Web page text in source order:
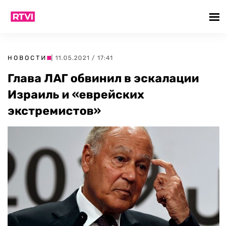
НОВОСТИ | 11.05.2021 / 17:41
Глава ЛАГ обвинил в эскалации
Израиль и «еврейских
экстремистов»